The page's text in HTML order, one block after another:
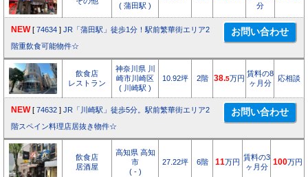
( 蒲田駅 )
分
NEW [ 74634 ] JR「蒲田駅」徒歩1分！駅前繁華街エリア2
階重飲食可能物件☆
飲食店
レストラン
神奈川県 川
崎市川崎区
( 川崎駅 )
10.92坪 2階 38.5万円
賃料の8
ヶ月分
応相談
NEW [ 74632 ] JR「川崎駅」徒歩5分。駅前繁華街エリア2
階スペイン料理店居抜き物件☆
飲食店
居酒屋
高知県 高知
市
( - )
27.22坪 6階 11万円
賃料の3
ヶ月分
100万円